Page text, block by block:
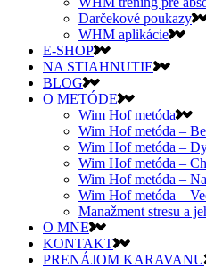
Darčekové poukazy
WHM aplikácie
E-SHOP
NA STIAHNUTIE
BLOG
O METÓDE
Wim Hof metóda
Wim Hof metóda –
Wim Hof metóda –
Wim Hof metóda –
Wim Hof metóda –
Wim Hof metóda –
Manažment stresu a
O MNE
KONTAKT
PRENÁJOM KARAVANU